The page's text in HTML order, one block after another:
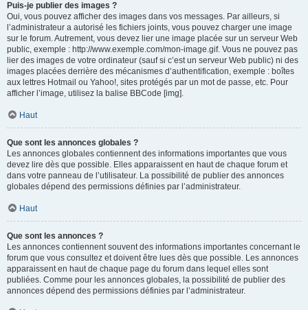
Puis-je publier des images ?
Oui, vous pouvez afficher des images dans vos messages. Par ailleurs, si
l’administrateur a autorisé les fichiers joints, vous pouvez charger une image
sur le forum. Autrement, vous devez lier une image placée sur un serveur Web
public, exemple : http://www.exemple.com/mon-image.gif. Vous ne pouvez pas
lier des images de votre ordinateur (sauf si c’est un serveur Web public) ni des
images placées derrière des mécanismes d’authentification, exemple : boîtes
aux lettres Hotmail ou Yahoo!, sites protégés par un mot de passe, etc. Pour
afficher l’image, utilisez la balise BBCode [img].
Haut
Que sont les annonces globales ?
Les annonces globales contiennent des informations importantes que vous
devez lire dès que possible. Elles apparaissent en haut de chaque forum et
dans votre panneau de l’utilisateur. La possibilité de publier des annonces
globales dépend des permissions définies par l’administrateur.
Haut
Que sont les annonces ?
Les annonces contiennent souvent des informations importantes concernant le
forum que vous consultez et doivent être lues dès que possible. Les annonces
apparaissent en haut de chaque page du forum dans lequel elles sont
publiées. Comme pour les annonces globales, la possibilité de publier des
annonces dépend des permissions définies par l’administrateur.